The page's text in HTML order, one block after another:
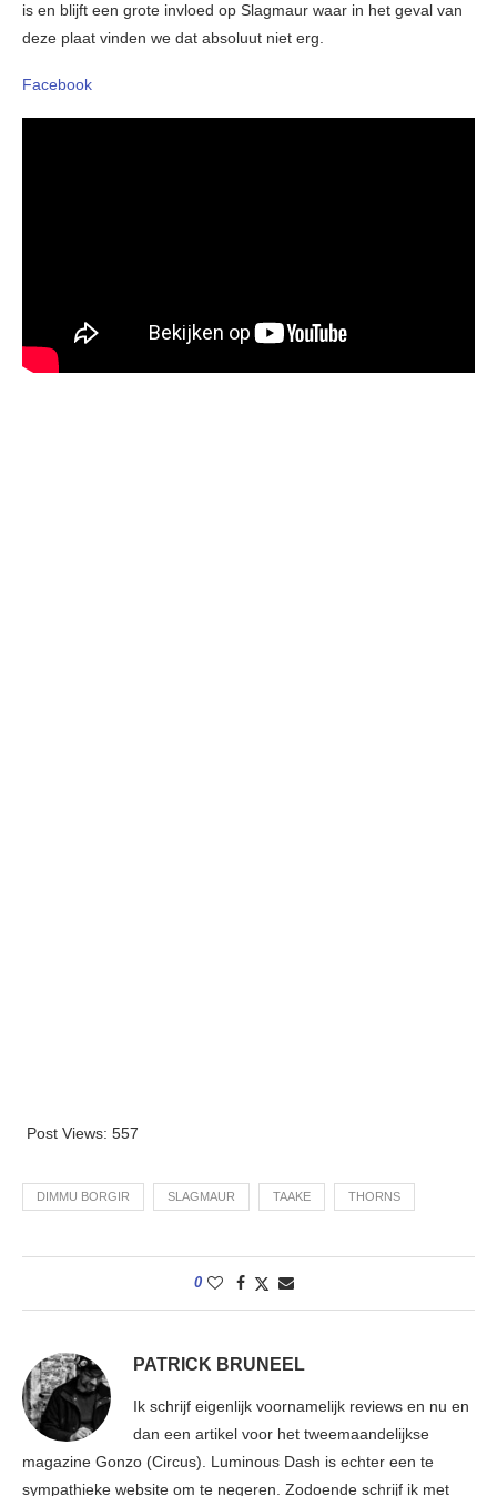
is en blijft een grote invloed op Slagmaur waar in het geval van
deze plaat vinden we dat absoluut niet erg.
Facebook
Post Views: 557
DIMMU BORGIR SLAGMAUR TAAKE THORNS
0
PATRICK BRUNEEL
Ik schrijf eigenlijk voornamelijk reviews en nu en
dan een artikel voor het tweemaandelijkse
magazine Gonzo (Circus). Luminous Dash is echter een te
sympathieke website om te negeren. Zodoende schrijf ik met